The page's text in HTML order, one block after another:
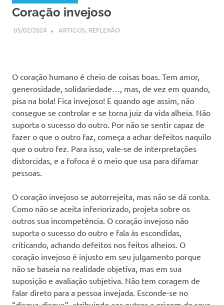
Coração invejoso
05/02/2024 SSPS BRASIL
ARTIGOS, REFLEXÃO
O coração humano é cheio de coisas boas. Tem amor,
generosidade, solidariedade…, mas, de vez em quando,
pisa na bola! Fica invejoso! E quando age assim, não
consegue se controlar e se torna juiz da vida alheia. Não
suporta o sucesso do outro. Por não se sentir capaz de
fazer o que o outro faz, começa a achar defeitos naquilo
que o outro fez. Para isso, vale-se de interpretações
distorcidas, e a fofoca é o meio que usa para difamar
pessoas.
O coração invejoso se autorrejeita, mas não se dá conta.
Como não se aceita inferiorizado, projeta sobre os
outros sua incompetência. O coração invejoso não
suporta o sucesso do outro e fala às escondidas,
criticando, achando defeitos nos feitos alheios. O
coração invejoso é injusto em seu julgamento porque
não se baseia na realidade objetiva, mas em sua
suposição e avaliação subjetiva. Não tem coragem de
falar direto para a pessoa invejada. Esconde-se no